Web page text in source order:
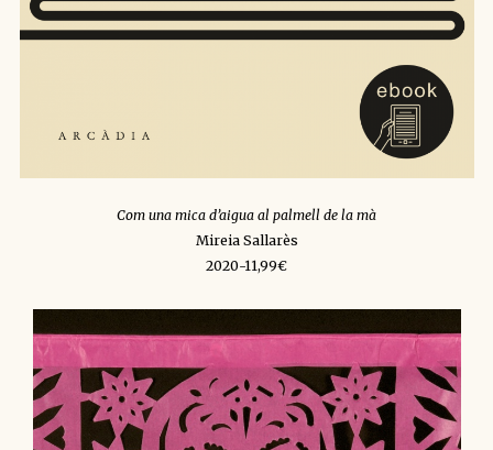
Com una mica d’aigua al palmell de la mà
Mireia Sallarès
2020-11,99€